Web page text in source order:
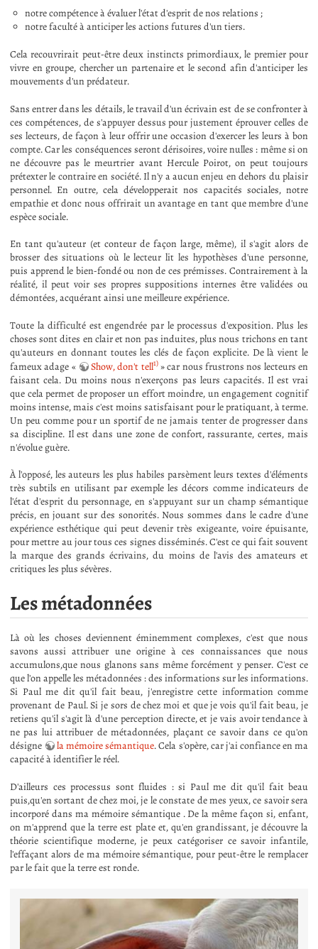
notre compétence à évaluer l'état d'esprit de nos relations ;
notre faculté à anticiper les actions futures d'un tiers.
Cela recouvrirait peut-être deux instincts primordiaux, le premier pour
vivre en groupe, chercher un partenaire et le second afin d'anticiper les
mouvements d'un prédateur.
Sans entrer dans les détails, le travail d'un écrivain est de se confronter à
ces compétences, de s'appuyer dessus pour justement éprouver celles de
ses lecteurs, de façon à leur offrir une occasion d'exercer les leurs à bon
compte. Car les conséquences seront dérisoires, voire nulles : même si on
ne découvre pas le meurtrier avant Hercule Poirot, on peut toujours
prétexter le contraire en société. Il n'y a aucun enjeu en dehors du plaisir
personnel. En outre, cela développerait nos capacités sociales, notre
empathie et donc nous offrirait un avantage en tant que membre d'une
espèce sociale.
En tant qu'auteur (et conteur de façon large, même), il s'agit alors de
brosser des situations où le lecteur lit les hypothèses d'une personne,
puis apprend le bien-fondé ou non de ces prémisses. Contrairement à la
réalité, il peut voir ses propres suppositions internes être validées ou
démontées, acquérant ainsi une meilleure expérience.
Toute la difficulté est engendrée par le processus d'exposition. Plus les
choses sont dites en clair et non pas induites, plus nous trichons en tant
qu'auteurs en donnant toutes les clés de façon explicite. De là vient le
fameux adage «
Show, don't tell1)» car nous frustrons nos lecteurs en
faisant cela. Du moins nous n'exerçons pas leurs capacités. Il est vrai
que cela permet de proposer un effort moindre, un engagement cognitif
moins intense, mais c'est moins satisfaisant pour le pratiquant, à terme.
Un peu comme pour un sportif de ne jamais tenter de progresser dans
sa discipline. Il est dans une zone de confort, rassurante, certes, mais
n'évolue guère.
À l'opposé, les auteurs les plus habiles parsèment leurs textes d'éléments
très subtils en utilisant par exemple les décors comme indicateurs de
l'état d'esprit du personnage, en s'appuyant sur un champ sémantique
précis, en jouant sur des sonorités. Nous sommes dans le cadre d'une
expérience esthétique qui peut devenir très exigeante, voire épuisante,
pour mettre au jour tous ces signes disséminés. C'est ce qui fait souvent
la marque des grands écrivains, du moins de l'avis des amateurs et
critiques les plus sévères.
Les métadonnées
Là où les choses deviennent éminemment complexes, c'est que nous
savons aussi attribuer une origine à ces connaissances que nous
accumulons,que nous glanons sans même forcément y penser. C'est ce
que l'on appelle les métadonnées : des informations sur les informations.
Si Paul me dit qu'il fait beau, j'enregistre cette information comme
provenant de Paul. Si je sors de chez moi et que je vois qu'il fait beau, je
retiens qu'il s'agit là d'une perception directe, et je vais avoir tendance à
ne pas lui attribuer de métadonnées, plaçant ce savoir dans ce qu'on
désigne
la mémoire sémantique. Cela s'opère, car j'ai confiance en ma
capacité à identifier le réel.
D'ailleurs ces processus sont fluides : si Paul me dit qu'il fait beau
puis,qu'en sortant de chez moi, je le constate de mes yeux, ce savoir sera
incorporé dans ma mémoire sémantique . De la même façon si, enfant,
on m'apprend que la terre est plate et, qu'en grandissant, je découvre la
théorie scientifique moderne, je peux catégoriser ce savoir infantile,
l'effaçant alors de ma mémoire sémantique, pour peut-être le remplacer
par le fait que la terre est ronde.